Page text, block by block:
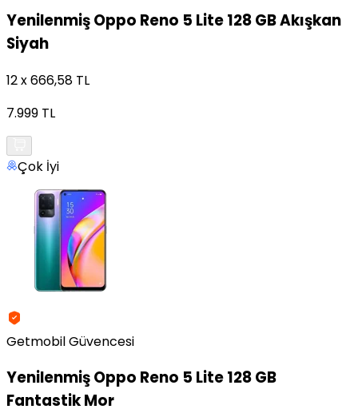
YenilenmişOppo Reno 5 Lite 128 GB Akışkan
Siyah
12 x 666,58 TL
7.999 TL
Çok İyi
Getmobil Güvencesi
YenilenmişOppo Reno 5 Lite 128 GB
Fantastik Mor